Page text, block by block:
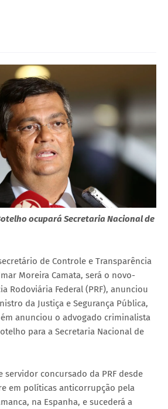
ocupará Secretaria Nacional de
de Controle e Transparência
Moreira Camata, será o novo-
Rodoviária Federal (PRF), anunciou
da Justiça e Segurança Pública,
anunciou o advogado criminalista
para a Secretaria Nacional de
servidor concursado da PRF desde
em políticas anticorrupção pela
na Espanha, e sucederá a